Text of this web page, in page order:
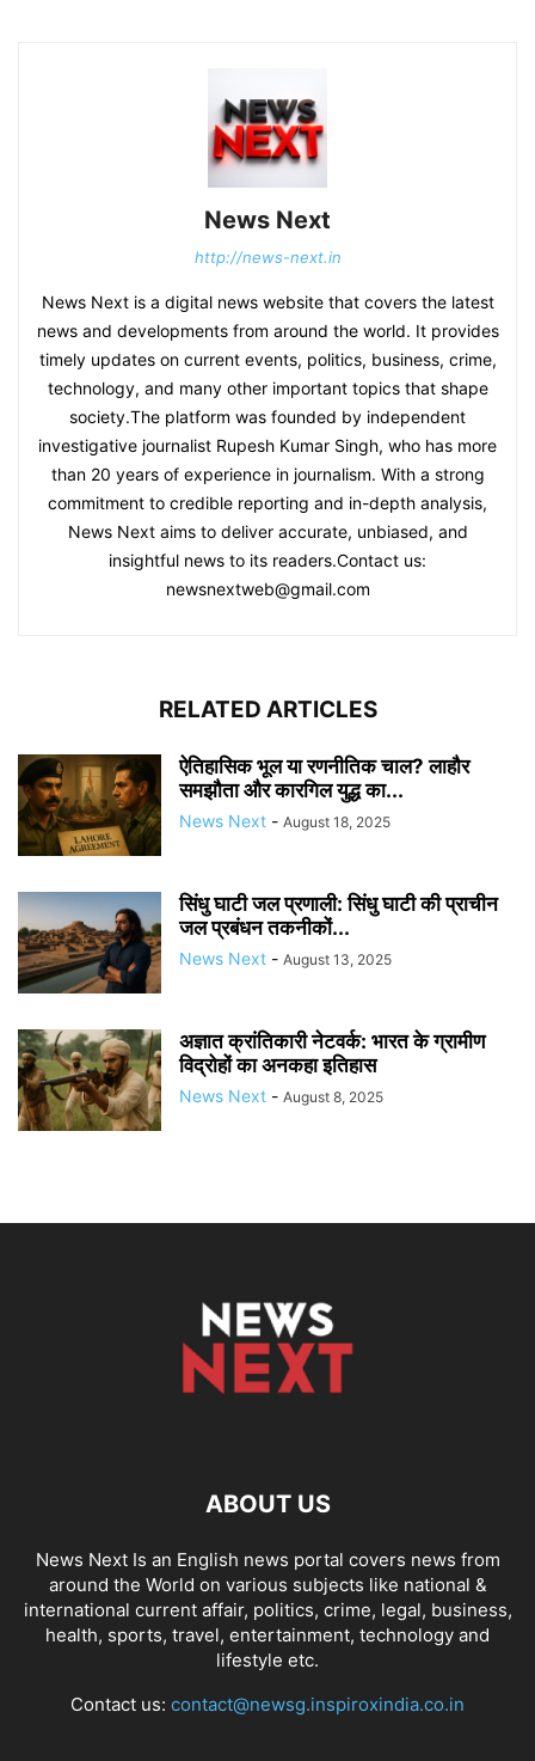
News Next
http://news-next.in
News Next is a digital news website that covers the latest
news and developments from around the world. It provides
timely updates on current events, politics, business, crime,
technology, and many other important topics that shape
society.The platform was founded by independent
investigative journalist Rupesh Kumar Singh, who has more
than 20 years of experience in journalism. With a strong
commitment to credible reporting and in-depth analysis,
News Next aims to deliver accurate, unbiased, and
insightful news to its readers.Contact us:
newsnextweb@gmail.com
RELATED ARTICLES
ऐतिहासिक भूल या रणनीतिक चाल? लाहौर
समझौता और कारगिल युद्ध का...
News Next - August 18, 2025
सिंधु घाटी जल प्रणाली: सिंधु घाटी की प्राचीन
जल प्रबंधन तकनीकों...
News Next - August 13, 2025
अज्ञात क्रांतिकारी नेटवर्क: भारत के ग्रामीण
विद्रोहों का अनकहा इतिहास
News Next - August 8, 2025
ABOUT US
News Next Is an English news portal covers news from
around the World on various subjects like national &
international current affair, politics, crime, legal, business,
health, sports, travel, entertainment, technology and
lifestyle etc.
Contact us: contact@newsg.inspiroxindia.co.in